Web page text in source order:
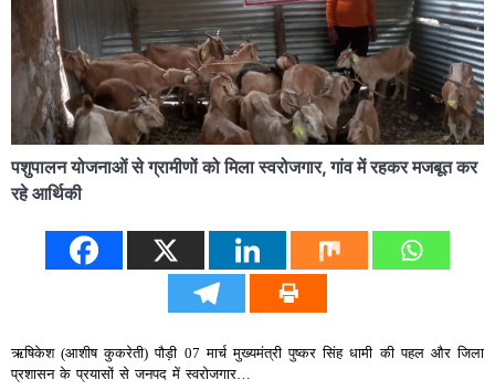
पशुपालन योजनाओं से ग्रामीणों को मिला स्वरोजगार, गांव में रहकर मजबूत कर
रहे आर्थिकी
ऋषिकेश (आशीष कुकरेती) पौड़ी 07 मार्च मुख्यमंत्री पुष्कर सिंह धामी की पहल और जिला
प्रशासन के प्रयासों से जनपद में स्वरोजगार…